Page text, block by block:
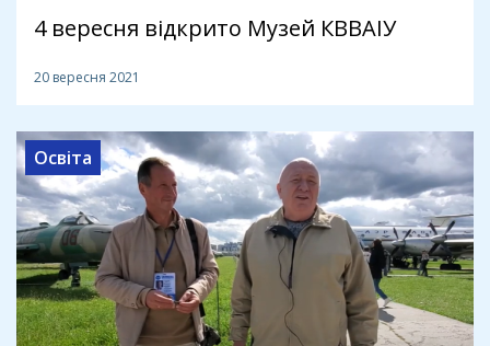
4 вересня відкрито Музей КВВАІУ
20 вересня 2021
Освіта